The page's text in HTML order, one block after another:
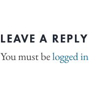
LEAVE A REPLY
You must belogged in